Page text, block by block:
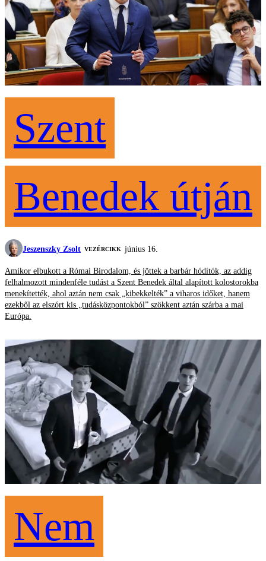
Szent
Benedek útján
Jeszenszky Zsolt VEZÉRCIKK június 16.
Amikor elbukott a Római Birodalom, és jöttek a barbár hódítók, az addig
felhalmozott mindenféle tudást a Szent Benedek által alapított kolostorokba
menekítették, ahol aztán nem csak „kibekkelték” a viharos időket, hanem
ezekből az elszórt kis „tudásközpontokból” szökkent aztán szárba a mai
Európa.
Nem